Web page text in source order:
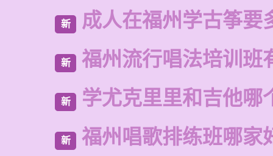
新 成人在福州学古筝要
新 福州流行唱法培训班
新 学尤克里里和吉他哪
新 福州唱歌排练班哪家